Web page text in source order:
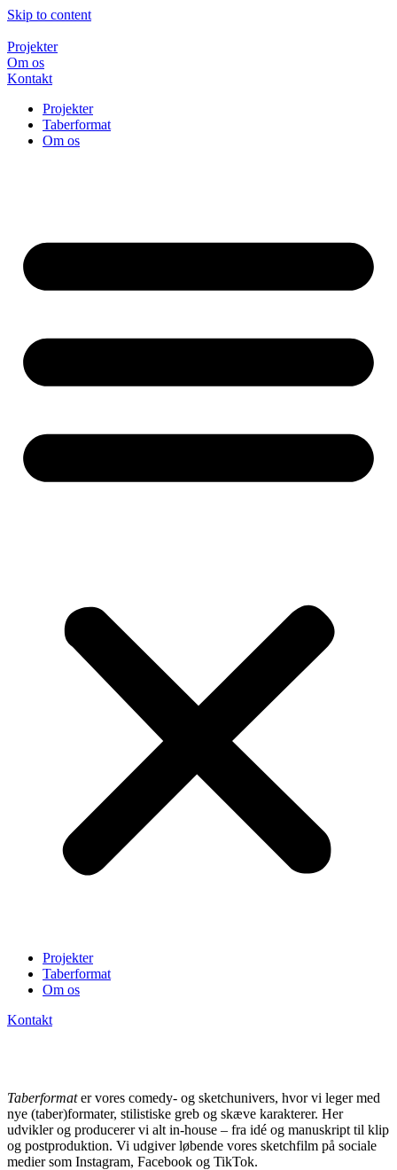
Skip to content
Projekter
Om os
Kontakt
Projekter
Taberformat
Om os
Projekter
Taberformat
Om os
Kontakt
Taberformater vores comedy- og sketchunivers, hvor vi leger med
nye (taber)formater, stilistiske greb og skæve karakterer. Her
udvikler og producerer vi alt in-house – fra idé og manuskript til klip
og postproduktion. Vi udgiver løbende vores sketchfilm på sociale
medier som Instagram, Facebook og TikTok.